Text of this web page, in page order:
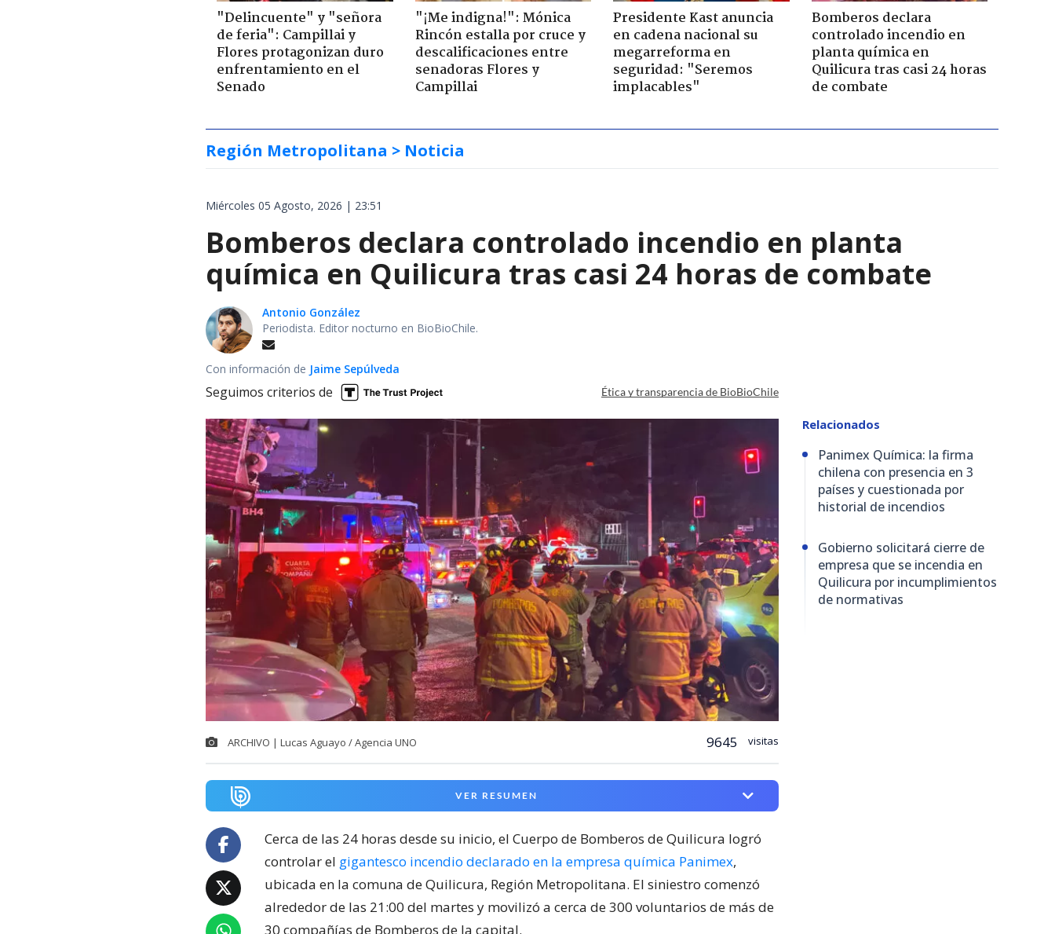
"Delincuente" y "señora
de feria": Campillai y
Flores protagonizan duro
enfrentamiento en el
Senado
"¡Me indigna!": Mónica
Rincón estalla por cruce y
descalificaciones entre
senadoras Flores y
Campillai
Presidente Kast anuncia
en cadena nacional su
megarreforma en
seguridad: "Seremos
implacables"
Bomberos declara
controlado incendio en
planta química en
Quilicura tras casi 24 horas
de combate
Región Metropolitana > Noticia
Miércoles 05 Agosto, 2026 | 23:51
Bomberos declara controlado incendio en planta
química en Quilicura tras casi 24 horas de combate
Antonio González
Periodista. Editor nocturno en BioBioChile.
Con información de Jaime Sepúlveda
Seguimos criterios de Ética y transparencia de BioBioChile
ARCHIVO | Lucas Aguayo / Agencia UNO 9645 visitas
VER RESUMEN
Cerca de las 24 horas desde su inicio, el Cuerpo de Bomberos de Quilicura logró
controlar el gigantesco incendio declarado en la empresa química Panimex,
ubicada en la comuna de Quilicura, Región Metropolitana. El siniestro comenzó
alrededor de las 21:00 del martes y movilizó a cerca de 300 voluntarios de más de
30 compañías de Bomberos de la capital.
Relacionados
Panimex Química: la firma
chilena con presencia en 3
países y cuestionada por
historial de incendios
Gobierno solicitará cierre de
empresa que se incendia en
Quilicura por incumplimientos
de normativas